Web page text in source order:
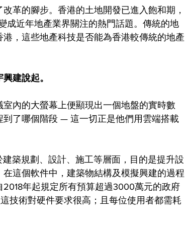
革的腳步。香港的土地開發已進入飽和期，
成近年地產業界關注的熱門話題。傳統的地
，這些地產科技是否能為香港較傳統的地產
建說起。
內的大螢幕上便顯現出一個地盤的實時數
了哪個階段 — 這一切正是他們用雲端搭載
築規劃、設計、施工等層面，目的是提升設
這個軟件中，建築物結構及模擬興建的過程
年起規定所有預算超過3000萬元的政府
技術對硬件要求很高；且每位使用者都需耗